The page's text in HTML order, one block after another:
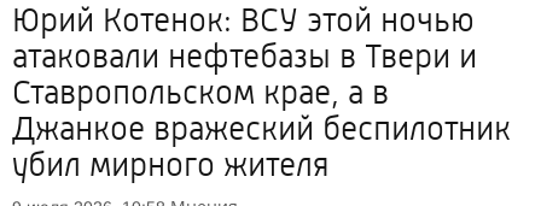
Юрий Котенок: ВСУ этой ночью
атаковали нефтебазы в Твери и
Ставропольском крае, а в
Джанкое вражеский беспилотник
убил мирного жителя